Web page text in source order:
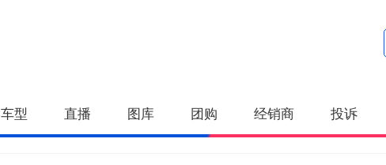
车型 直播 图库 团购 经销商 投诉